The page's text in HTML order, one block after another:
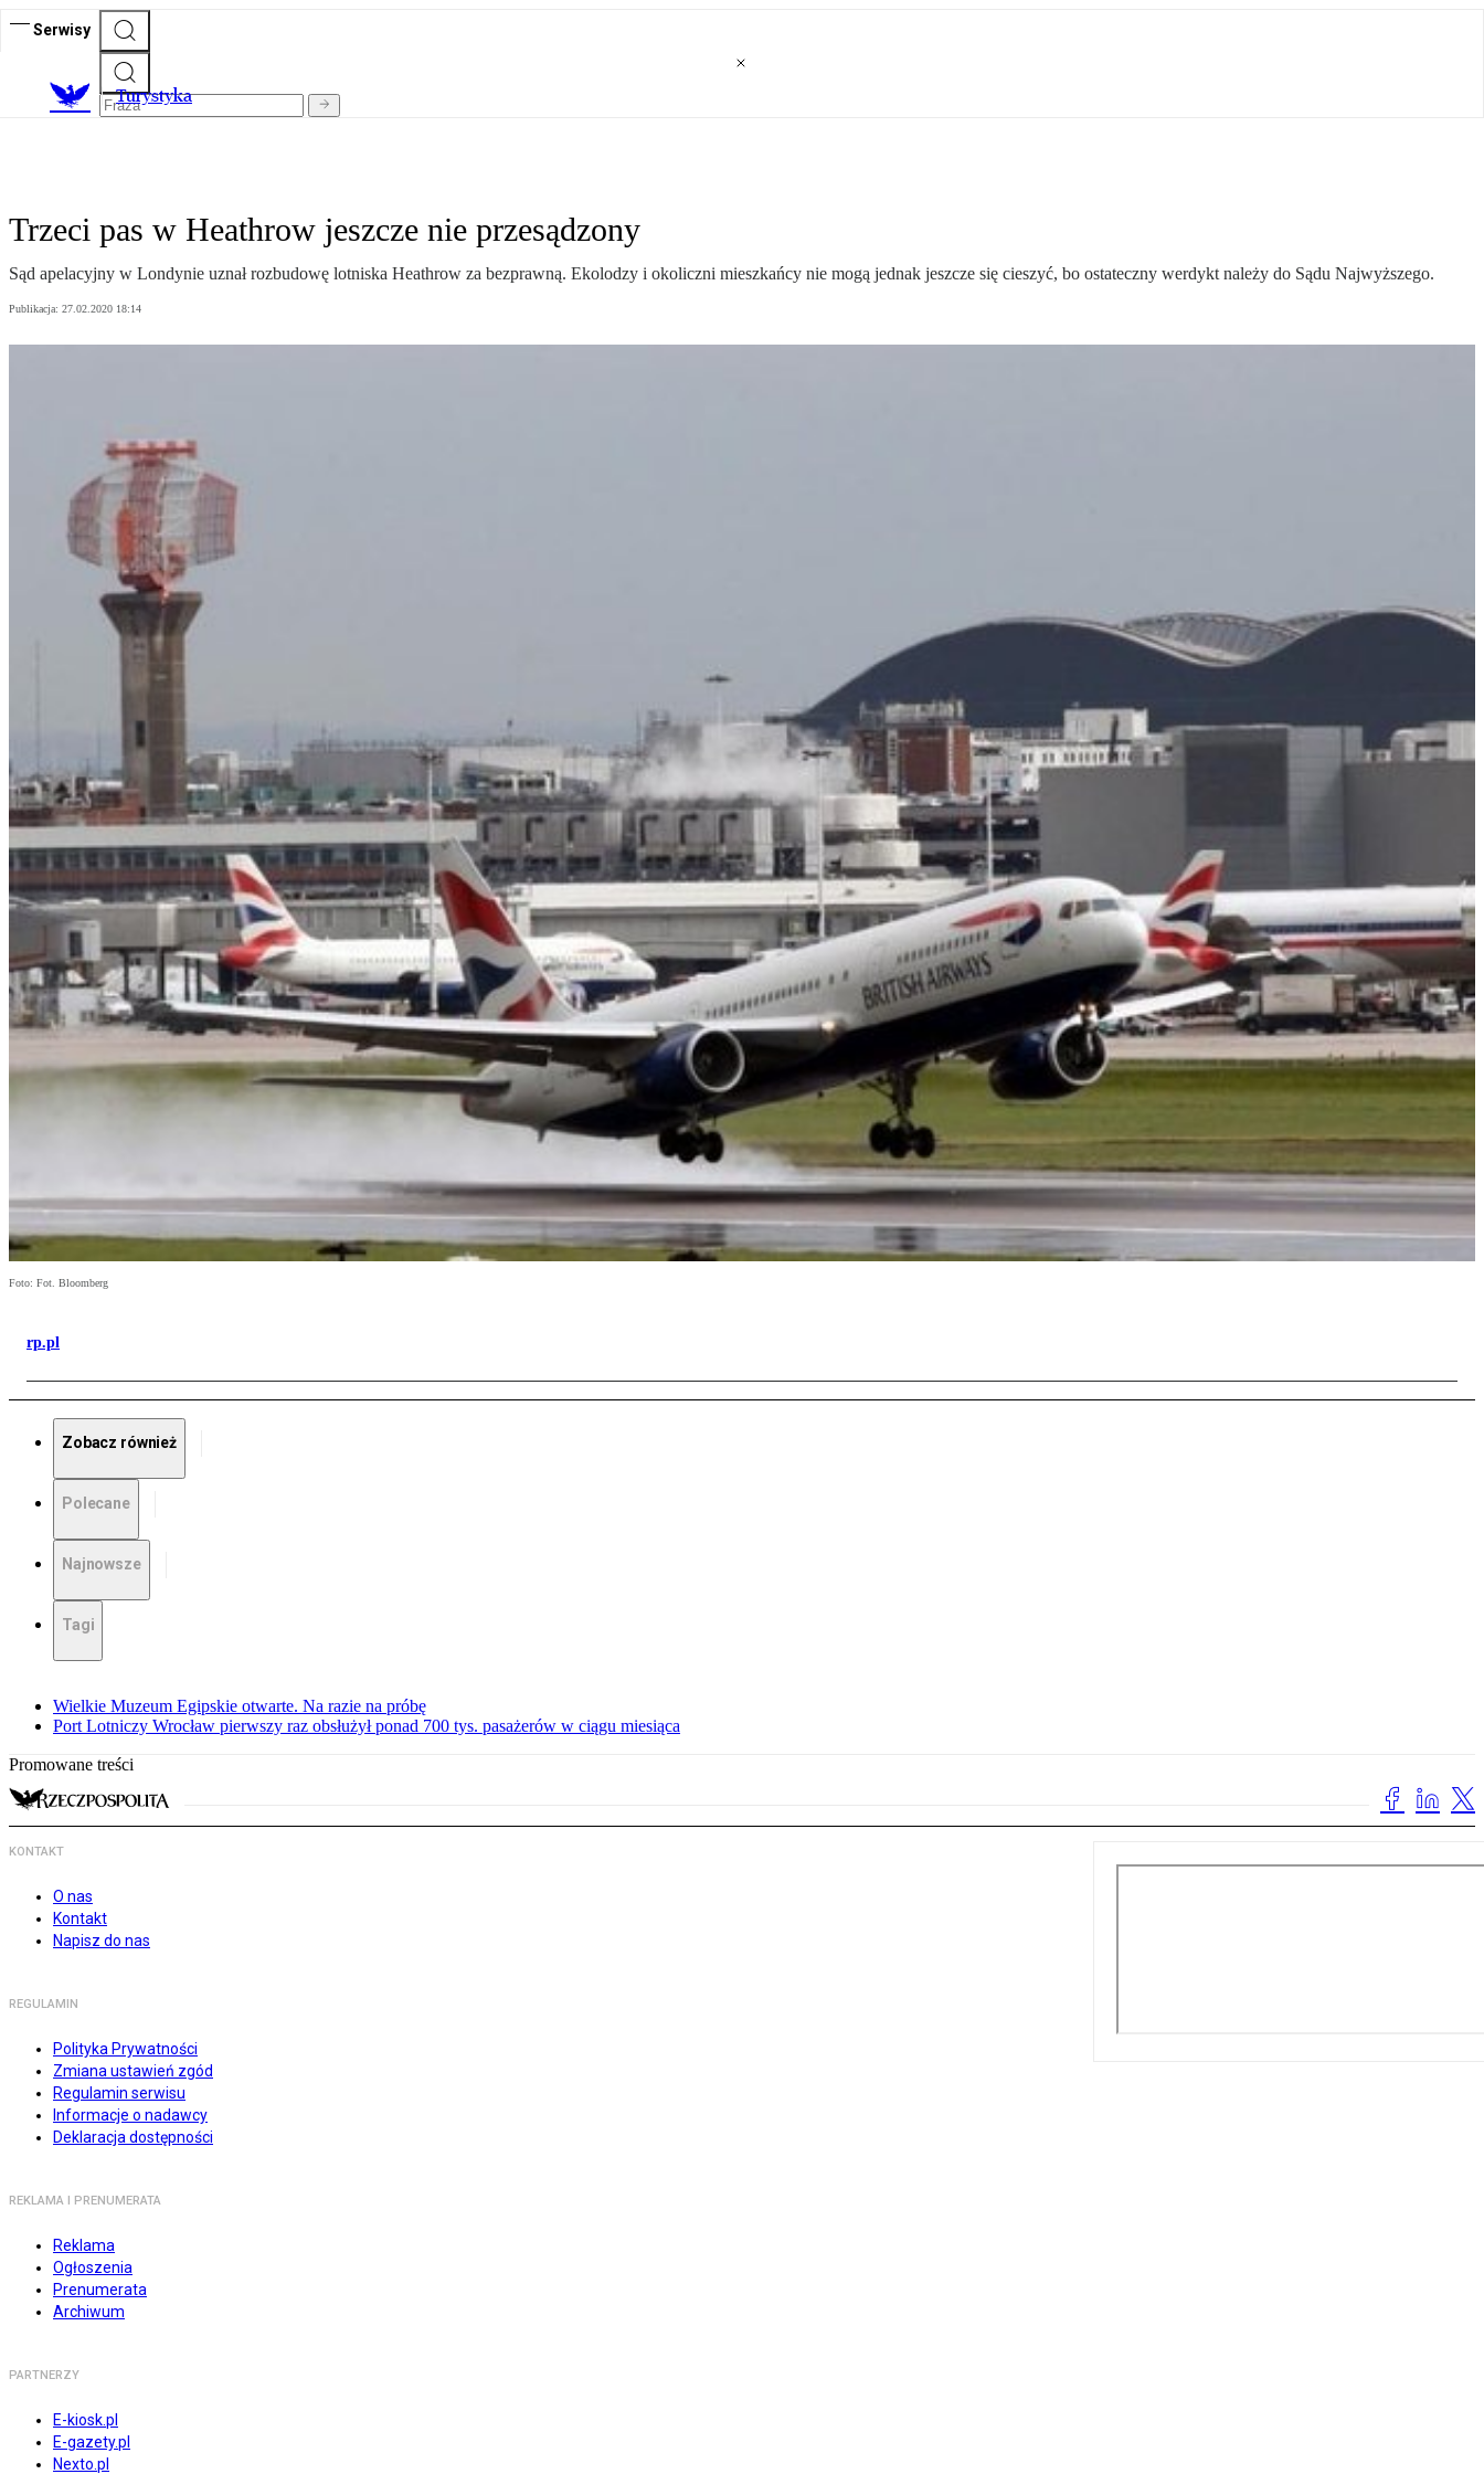
Serwisy
Turystyka
Trzeci pas w Heathrow jeszcze nie przesądzony
Sąd apelacyjny w Londynie uznał rozbudowę lotniska Heathrow za bezprawną. Ekolodzy i okoliczni mieszkańcy nie mogą jednak jeszcze się cieszyć, bo ostateczny werdykt należy do Sądu Najwyższego.
Publikacja: 27.02.2020 18:14
Foto: Fot. Bloomberg
rp.pl
Zobacz również
Polecane
Najnowsze
Tagi
Wielkie Muzeum Egipskie otwarte. Na razie na próbę
Port Lotniczy Wrocław pierwszy raz obsłużył ponad 700 tys. pasażerów w ciągu miesiąca
Promowane treści
KONTAKT
O nas
Kontakt
Napisz do nas
REGULAMIN
Polityka Prywatności
Zmiana ustawień zgód
Regulamin serwisu
Informacje o nadawcy
Deklaracja dostępności
REKLAMA I PRENUMERATA
Reklama
Ogłoszenia
Prenumerata
Archiwum
PARTNERZY
E-kiosk.pl
E-gazety.pl
Nexto.pl